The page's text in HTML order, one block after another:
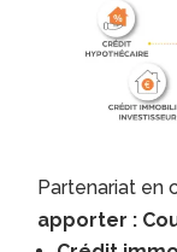
Partenariat en
apporter :